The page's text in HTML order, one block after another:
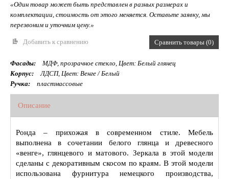
«Один товар может быть представлен в разных размерах и
комплектации, стоимость от этого меняется. Оставьте заявку, мы
перезвоним и уточним цену.»
Добавить к сравнению Сравнить товары (0)
Фасады:
МДФ, прозрачное стекло, Цвет: Белый глянец
Корпус:
ЛДСП, Цвет: Венге / Белый
Ручка:
пластмассовые
Описание
Ронда – прихожая в современном стиле. Мебель
выполнена в сочетании белого глянца и древесного
«венге», глянцевого и матового. Зеркала в этой модели
сделаны с декоративным скосом по краям. В этой модели
использована фурнитура немецкого производства,